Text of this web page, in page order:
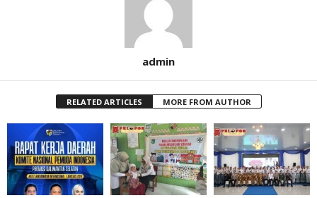
admin
RELATED ARTICLES MORE FROM AUTHOR